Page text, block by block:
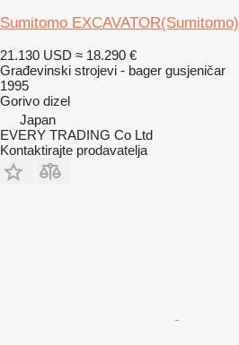
Sumitomo EXCAVATOR(Sumitomo)
21.130 USD ≈ 18.290 €
Građevinski strojevi - bager gusjeničar
1995
Gorivo dizel
Japan
EVERY TRADING Co Ltd
Kontaktirajte prodavatelja